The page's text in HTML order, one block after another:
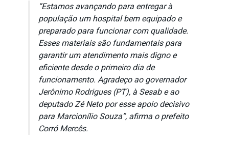
“Estamos avançando para entregar à
população um hospital bem equipado e
preparado para funcionar com qualidade.
Esses materiais são fundamentais para
garantir um atendimento mais digno e
eficiente desde o primeiro dia de
funcionamento. Agradeço ao governador
Jerônimo Rodrigues (PT), à Sesab e ao
deputado Zé Neto por esse apoio decisivo
para Marcionílio Souza”, afirma o prefeito
Corró Mercês.